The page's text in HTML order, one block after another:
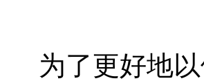
为了更好地